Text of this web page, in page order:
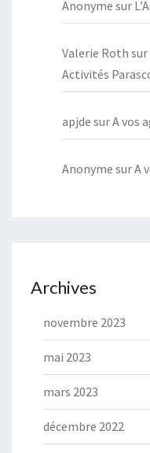
Anonyme sur
Valerie Roth sur
Activités
apjde surA vos
Anonyme surA
Archives
novembre 2023
mai 2023
mars 2023
décembre 2022